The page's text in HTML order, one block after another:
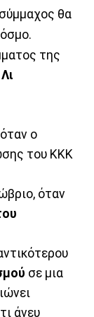
σύμμαχος θα
της
Λι
ο
του ΚΚΚ
όταν
σε μια
άνευ